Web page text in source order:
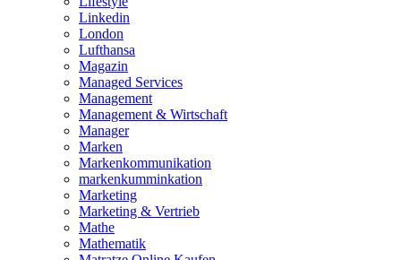
Linkedin
London
Lufthansa
Magazin
Managed Services
Management
Management & Wirtschaft
Manager
Marken
Markenkommunikation
markenkumminkation
Marketing
Marketing & Vertrieb
Mathe
Mathematik